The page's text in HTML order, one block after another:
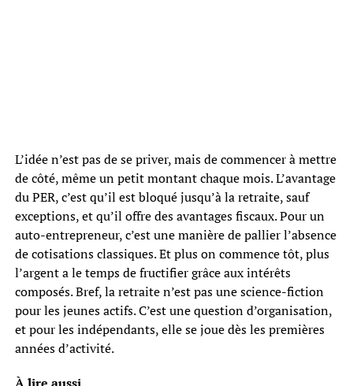
L’idée n’est pas de se priver, mais de commencer à mettre
de côté, même un petit montant chaque mois. L’avantage
du PER, c’est qu’il est bloqué jusqu’à la retraite, sauf
exceptions, et qu’il offre des avantages fiscaux. Pour un
auto-entrepreneur, c’est une manière de pallier l’absence
de cotisations classiques. Et plus on commence tôt, plus
l’argent a le temps de fructifier grâce aux intérêts
composés. Bref, la retraite n’est pas une science-fiction
pour les jeunes actifs. C’est une question d’organisation,
et pour les indépendants, elle se joue dès les premières
années d’activité.